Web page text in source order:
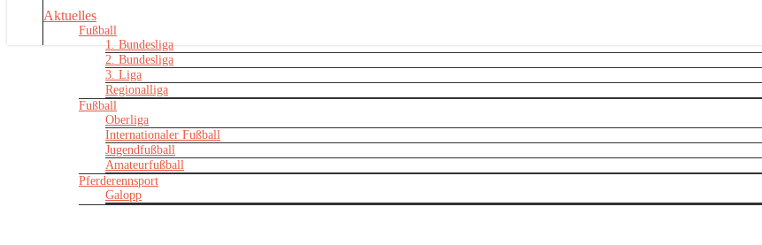
Aktuelles
Fußball
1. Bundesliga
2. Bundesliga
3. Liga
Regionalliga
Fußball
Oberliga
Internationaler Fußball
Jugendfußball
Amateurfußball
Pferderennsport
Galopp